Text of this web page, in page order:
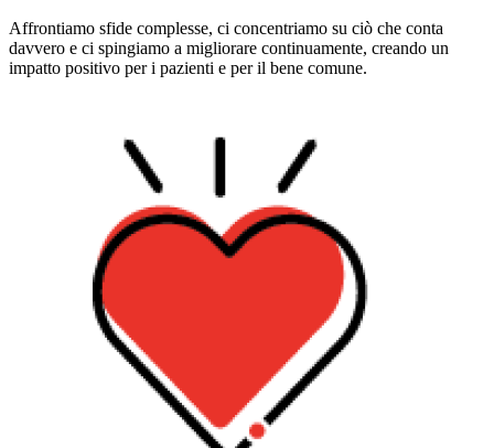
Affrontiamo sfide complesse, ci concentriamo su ciò che conta
davvero e ci spingiamo a migliorare continuamente, creando un
impatto positivo per i pazienti e per il bene comune.